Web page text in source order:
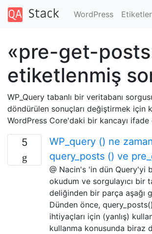
WordPress Etiketler
«pre-get-
etiketlenmiş
WP_Query tabanlı bir veritabanı
döndürülen sonuçları değiştirmek için
WordPress Core'daki bir kancayı ifade
5
WP_query () ne
query_posts () ve
@ Nacin's 'in dün Query'yi
okudum ve sorgulayıcı bir
deliğinden bir parça aşağı
Dünden önce,
ihtiyaçları için (yanlış)
kullanma konusunda biraz